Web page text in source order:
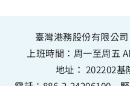
臺灣港務股份有限公
上班時間：周一至周五
地址： 202202基